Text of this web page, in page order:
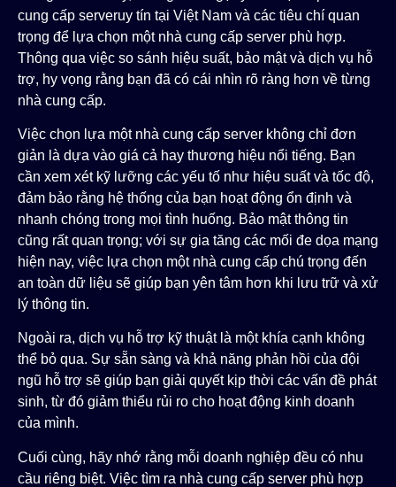
cung cấp serveruy tín tại Việt Nam và các tiêu chí quan
trọng để lựa chọn một nhà cung cấp server phù hợp.
Thông qua việc so sánh hiệu suất, bảo mật và dịch vụ hỗ
trợ, hy vọng rằng bạn đã có cái nhìn rõ ràng hơn về từng
nhà cung cấp.
Việc chọn lựa một nhà cung cấp server không chỉ đơn
giản là dựa vào giá cả hay thương hiệu nổi tiếng. Bạn
cần xem xét kỹ lưỡng các yếu tố như hiệu suất và tốc độ,
đảm bảo rằng hệ thống của bạn hoạt động ổn định và
nhanh chóng trong mọi tình huống. Bảo mật thông tin
cũng rất quan trọng; với sự gia tăng các mối đe dọa mạng
hiện nay, việc lựa chọn một nhà cung cấp chú trọng đến
an toàn dữ liệu sẽ giúp bạn yên tâm hơn khi lưu trữ và xử
lý thông tin.
Ngoài ra, dịch vụ hỗ trợ kỹ thuật là một khía cạnh không
thể bỏ qua. Sự sẵn sàng và khả năng phản hồi của đội
ngũ hỗ trợ sẽ giúp bạn giải quyết kịp thời các vấn đề phát
sinh, từ đó giảm thiểu rủi ro cho hoạt động kinh doanh
của mình.
Cuối cùng, hãy nhớ rằng mỗi doanh nghiệp đều có nhu
cầu riêng biệt. Việc tìm ra nhà cung cấp server phù hợp